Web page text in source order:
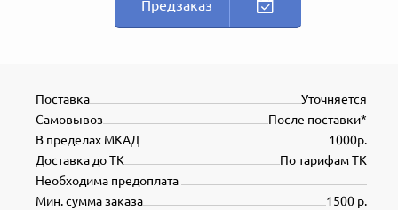
Предзаказ
Уточняется
Поставка
После поставки*
Самовывоз
1000р.
В пределах МКАД
По тарифам ТК
Доставка до ТК
Необходима предоплата
1500 р.
Мин. сумма заказа